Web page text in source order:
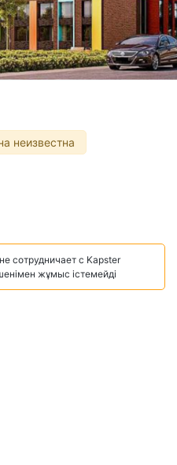
неизвестна
сотрудничает с Kapster
жұмыс істемейді